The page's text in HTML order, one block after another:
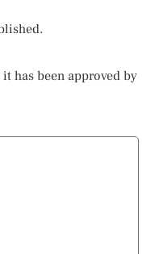
has been approved by